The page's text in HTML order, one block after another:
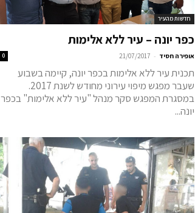
חדשות מהעיר
כפר יונה – עיר ללא אלימות
אופירה חסיד -
21/07/2017
0
תכנית עיר ללא אלימות בכפר יונה, קיימה בשבוע
שעבר מפגש מיפוי עירוני מחודש לשנת 2017.
במסגרת המפגש סקר מנהל "עיר ללא אלימות" בכפר
יונה...